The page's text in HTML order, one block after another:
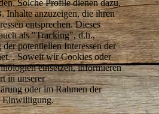
Solche Profile dienen dazu,
Inhalte anzuzeigen, die ihren
entsprechen. Dieses
als "Tracking", d.h.,
potentiellen Interessen der
. Soweit wir Cookies oder
einsetzen, informieren
in unserer
oder im Rahmen der
Einwilligung.